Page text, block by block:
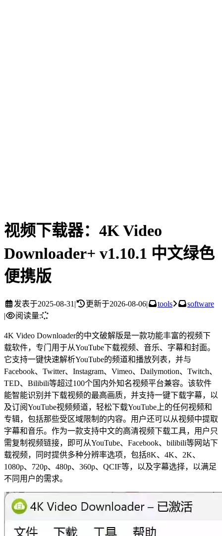
视频下载器：4K Video
Downloader+ v1.10.1 中文绿色
便携版
发表于2025-08-31 | 更新于2026-08-06| tools
software
|
阅读量:
4K Video Downloader的中文破解版是一款功能丰富的视频下
载软件，专门用于从YouTube下载视频、音乐、字幕和封面。
它支持一键快速解析YouTube的频道和播放列表，并与
Facebook、Twitter、Instagram、Vimeo、Dailymotion、Twitch、
TED、Bilibili等超过100个国内外知名视频平台兼容。该软件
能智能识别并下载视频的最高画质，并支持一键下载字幕，以
及订阅YouTube视频频道，轻松下载YouTube上的任何视频和
专辑，包括那些受区域限制的内容。用户还可以从视频中提取
字幕和音乐。作为一款支持中文的高清视频下载工具，用户只
需复制视频链接，即可从YouTube、Facebook、bilibili等网站下
载视频，同时提供多种分辨率选项，包括8K、4K、2K、
1080p、720p、480p、360p、QCIF等，以及字幕选择，以满足
不同用户的需求。